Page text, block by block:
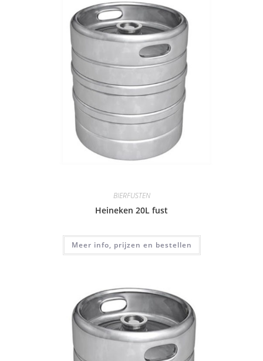
BIERFUSTEN
Heineken 20L fust
Meer info, prijzen en bestellen